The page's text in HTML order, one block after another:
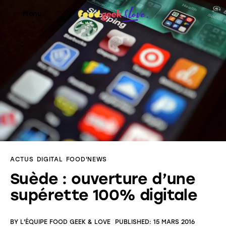
Menu
Food’News
Food’Com
Food’Art
Food’Life
ACTUS DIGITAL FOOD'NEWS
Suède : ouverture d’une
supérette 100% digitale
BY L'ÉQUIPE FOOD GEEK & LOVE PUBLISHED: 15 MARS 2016